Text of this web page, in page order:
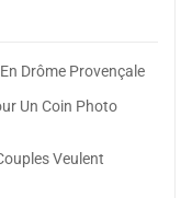
Drôme Provençale
Un Coin Photo
Veulent